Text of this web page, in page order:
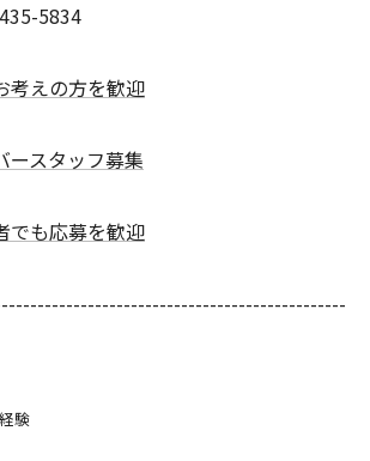
5834
考えの方を歓迎
ースタッフ募集
でも応募を歓迎
験